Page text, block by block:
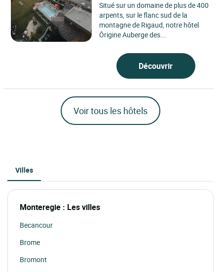
Situé sur un domaine de plus de 400
arpents, sur le flanc sud de la
montagne de Rigaud, notre hôtel
Ôrigine Auberge des...
Découvrir
Voir tous les hôtels
Villes
Monteregie : Les villes
Becancour
Brome
Bromont